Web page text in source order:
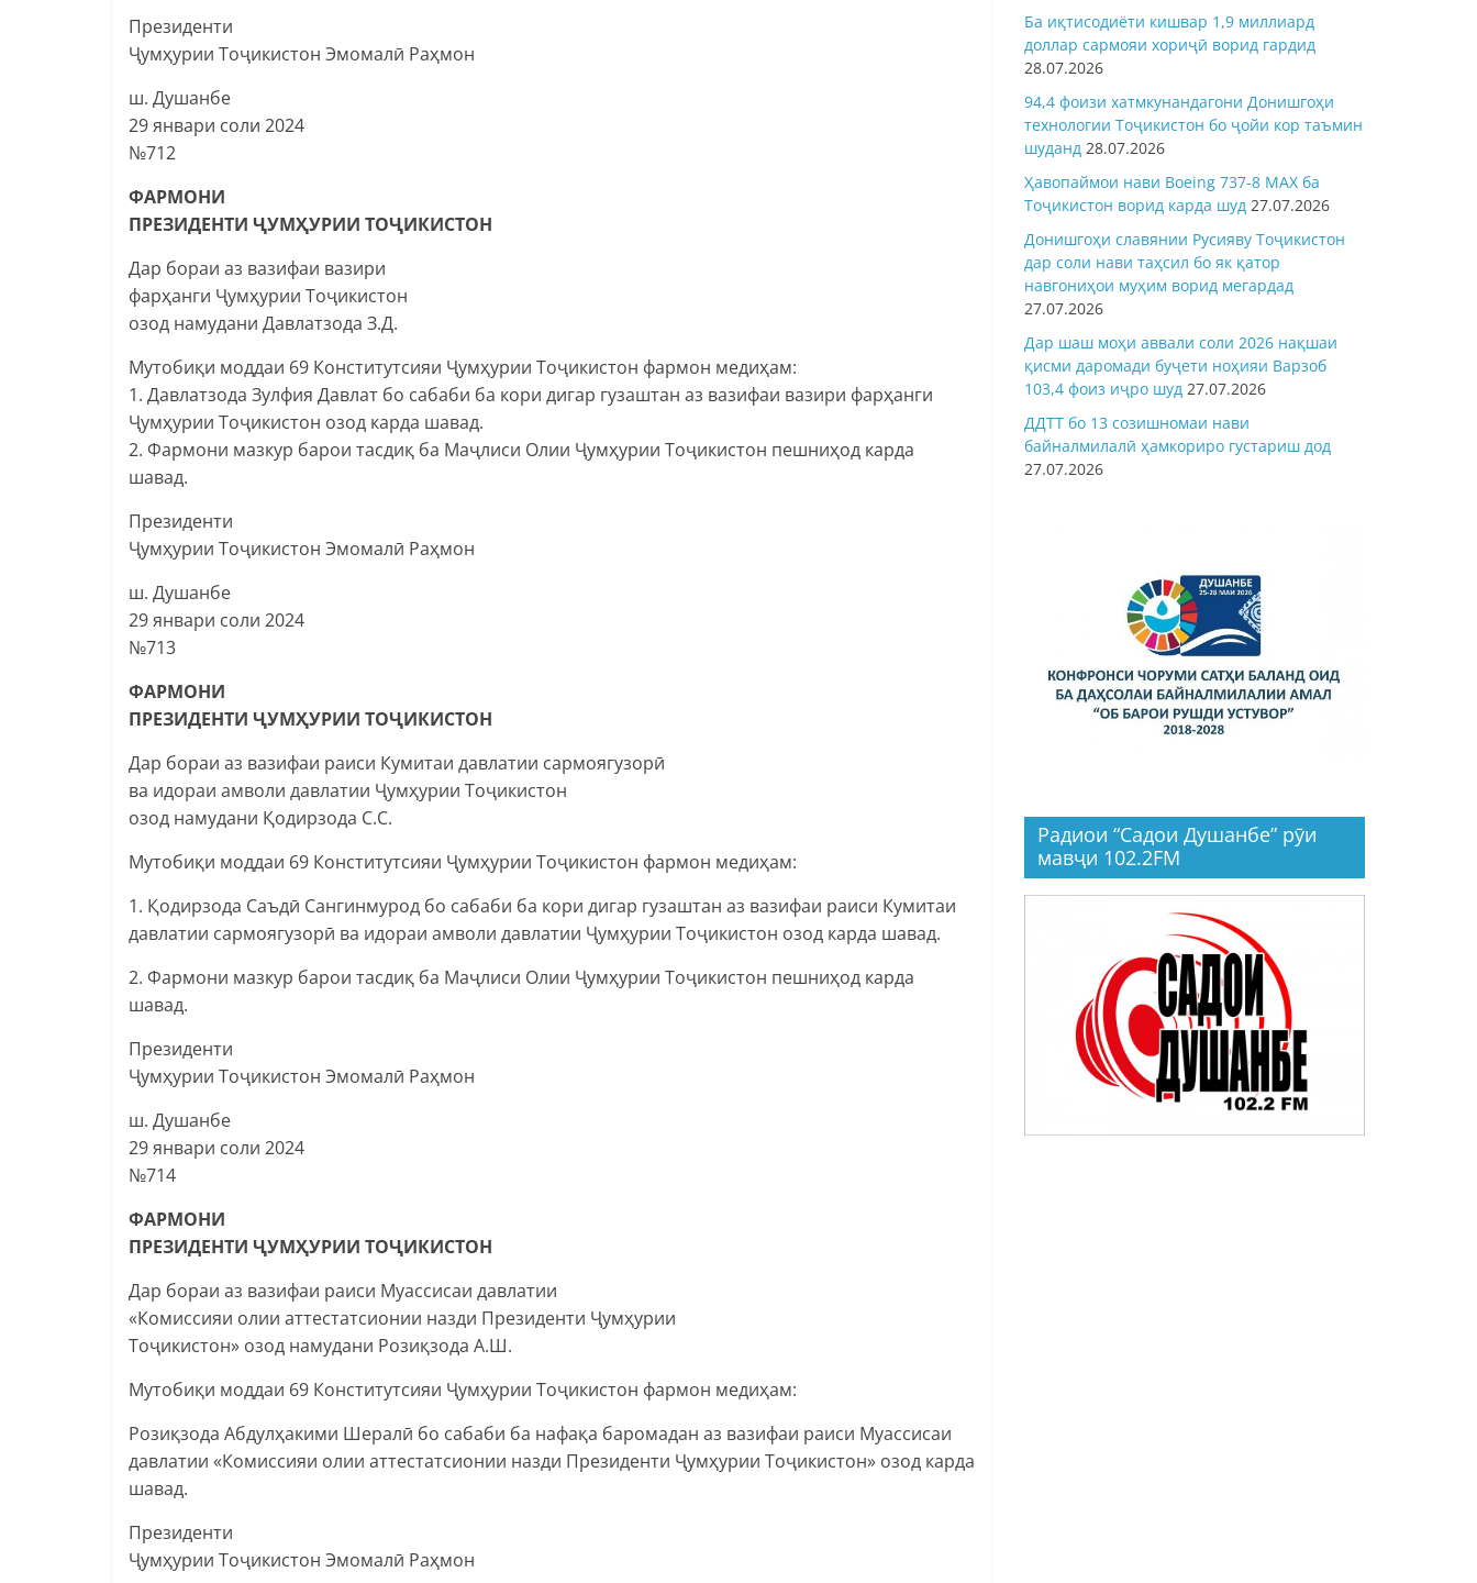
Президенти
Ҷумҳурии Тоҷикистон Эмомалӣ Раҳмон
ш. Душанбе
29 январи соли 2024
№712
ФАРМОНИ
ПРЕЗИДЕНТИ ҶУМҲУРИИ ТОҶИКИСТОН
Дар бораи аз вазифаи вазири
фарҳанги Ҷумҳурии Тоҷикистон
озод намудани Давлатзода З.Д.
Мутобиқи моддаи 69 Конститутсияи Ҷумҳурии Тоҷикистон фармон медиҳам:
1. Давлатзода Зулфия Давлат бо сабаби ба кори дигар гузаштан аз вазифаи вазири фарҳанги
Ҷумҳурии Тоҷикистон озод карда шавад.
2. Фармони мазкур барои тасдиқ ба Маҷлиси Олии Ҷумҳурии Тоҷикистон пешниҳод карда
шавад.
Президенти
Ҷумҳурии Тоҷикистон Эмомалӣ Раҳмон
ш. Душанбе
29 январи соли 2024
№713
ФАРМОНИ
ПРЕЗИДЕНТИ ҶУМҲУРИИ ТОҶИКИСТОН
Дар бораи аз вазифаи раиси Кумитаи давлатии сармоягузорӣ
ва идораи амволи давлатии Ҷумҳурии Тоҷикистон
озод намудани Қодирзода С.С.
Мутобиқи моддаи 69 Конститутсияи Ҷумҳурии Тоҷикистон фармон медиҳам:
1. Қодирзода Саъдӣ Сангинмурод бо сабаби ба кори дигар гузаштан аз вазифаи раиси Кумитаи
давлатии сармоягузорӣ ва идораи амволи давлатии Ҷумҳурии Тоҷикистон озод карда шавад.
2. Фармони мазкур барои тасдиқ ба Маҷлиси Олии Ҷумҳурии Тоҷикистон пешниҳод карда
шавад.
Президенти
Ҷумҳурии Тоҷикистон Эмомалӣ Раҳмон
ш. Душанбе
29 январи соли 2024
№714
ФАРМОНИ
ПРЕЗИДЕНТИ ҶУМҲУРИИ ТОҶИКИСТОН
Дар бораи аз вазифаи раиси Муассисаи давлатии
«Комиссияи олии аттестатсионии назди Президенти Ҷумҳурии
Тоҷикистон» озод намудани Розиқзода А.Ш.
Мутобиқи моддаи 69 Конститутсияи Ҷумҳурии Тоҷикистон фармон медиҳам:
Розиқзода Абдулҳакими Шералӣ бо сабаби ба нафақа баромадан аз вазифаи раиси Муассисаи
давлатии «Комиссияи олии аттестатсионии назди Президенти Ҷумҳурии Тоҷикистон» озод карда
шавад.
Президенти
Ҷумҳурии Тоҷикистон Эмомалӣ Раҳмон
Ба иқтисодиёти кишвар 1,9 миллиард
доллар сармояи хориҷӣ ворид гардид
28.07.2026
94,4 фоизи хатмкунандагони Донишгоҳи
технологии Тоҷикистон бо ҷойи кор таъмин
шуданд 28.07.2026
Ҳавопаймои нави Boeing 737-8 MAX ба
Тоҷикистон ворид карда шуд 27.07.2026
Донишгоҳи славянии Русияву Тоҷикистон
дар соли нави таҳсил бо як қатор
навгониҳои муҳим ворид мегардад
27.07.2026
Дар шаш моҳи аввали соли 2026 нақшаи
қисми даромади буҷети ноҳияи Варзоб
103,4 фоиз иҷро шуд 27.07.2026
ДДТТ бо 13 созишномаи нави
байналмилалӣ ҳамкориро густариш дод
27.07.2026
Радиои “Садои Душанбе” рӯи
мавҷи 102.2FM